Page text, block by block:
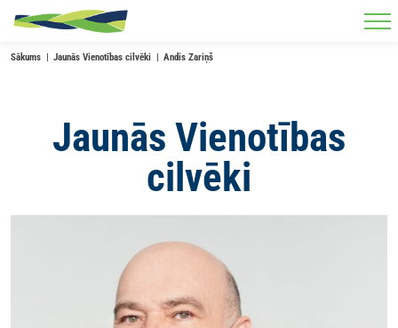
Skip to main content
Sākums Jaunās Vienotības cilvēki Andis Zariņš
Jaunās Vienotības
cilvēki